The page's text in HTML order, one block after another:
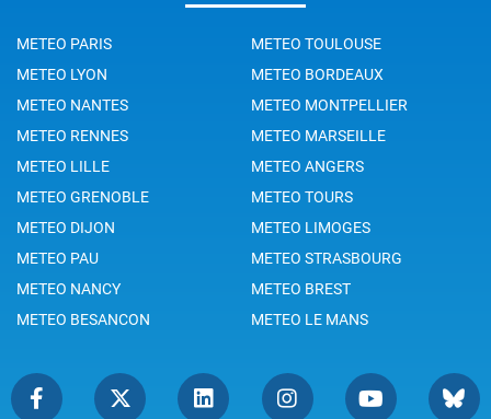
METEO PARIS
METEO TOULOUSE
METEO LYON
METEO BORDEAUX
METEO NANTES
METEO MONTPELLIER
METEO RENNES
METEO MARSEILLE
METEO LILLE
METEO ANGERS
METEO GRENOBLE
METEO TOURS
METEO DIJON
METEO LIMOGES
METEO PAU
METEO STRASBOURG
METEO NANCY
METEO BREST
METEO BESANCON
METEO LE MANS